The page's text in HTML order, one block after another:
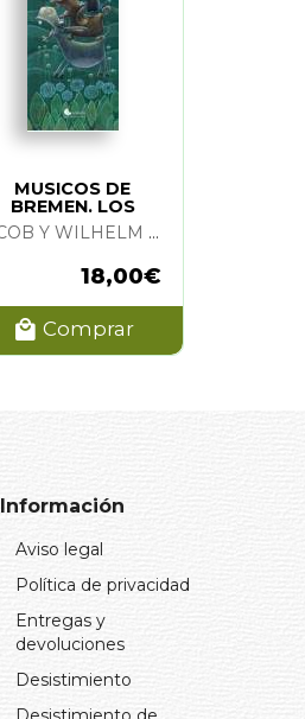
MUSICOS DE
BREMEN. LOS
JACOB Y WILHELM GRIMM
18,00€
Comprar
Información
Aviso legal
Política de privacidad
Entregas y
devoluciones
Desistimiento